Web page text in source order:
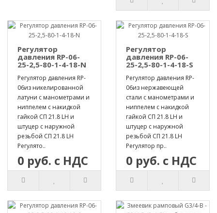
Регулятор
давления RP-06-
25-2,5-80-1-4-18-N
Регулятор давления RP-
06из никелированной
латуни с манометрами и
ниппелем с накидкой
гайкой СП 21.8 LH и
штуцер с наружной
резьбой СП 21.8 LH
Регулято..
0 руб. с НДС
Регулятор
давления RP-06-
25-2,5-80-1-4-18-S
Регулятор давления RP-
06из нержавеющей
стали с манометрами и
ниппелем с накидкой
гайкой СП 21.8 LH и
штуцер с наружной
резьбой СП 21.8 LH
Регулятор пр..
0 руб. с НДС